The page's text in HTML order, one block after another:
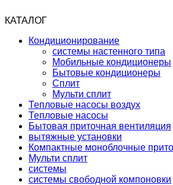
КАТАЛОГ
Кондиционирование
системы настенного типа
Мобильные кондиционеры
Бытовые кондиционеры
Сплит
Мульти сплит
Тепловые насосы воздух
Тепловые насосы
Бытовая приточная вентиляция
вытяжные установки
Компактные моноблочные
Мульти сплит
системы
системы свободной компоновки